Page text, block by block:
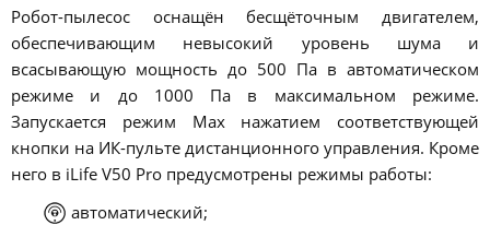
Робот-пылесос оснащён бесщёточным двигателем,
обеспечивающим невысокий уровень шума и
всасывающую мощность до 500 Па в автоматическом
режиме и до 1000 Па в максимальном режиме.
Запускается режим Max нажатием соответствующей
кнопки на ИК-пульте дистанционного управления. Кроме
него в iLife V50 Pro предусмотрены режимы работы:
автоматический;